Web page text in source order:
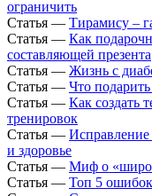
ограничить
Статья — Тирамису –
Статья — Как
составляющей презента
Статья — Жизнь с
Статья — Что
Статья — Как создать
тренировок
Статья —
и здоровье
Статья — Миф о
Статья — Топ 5